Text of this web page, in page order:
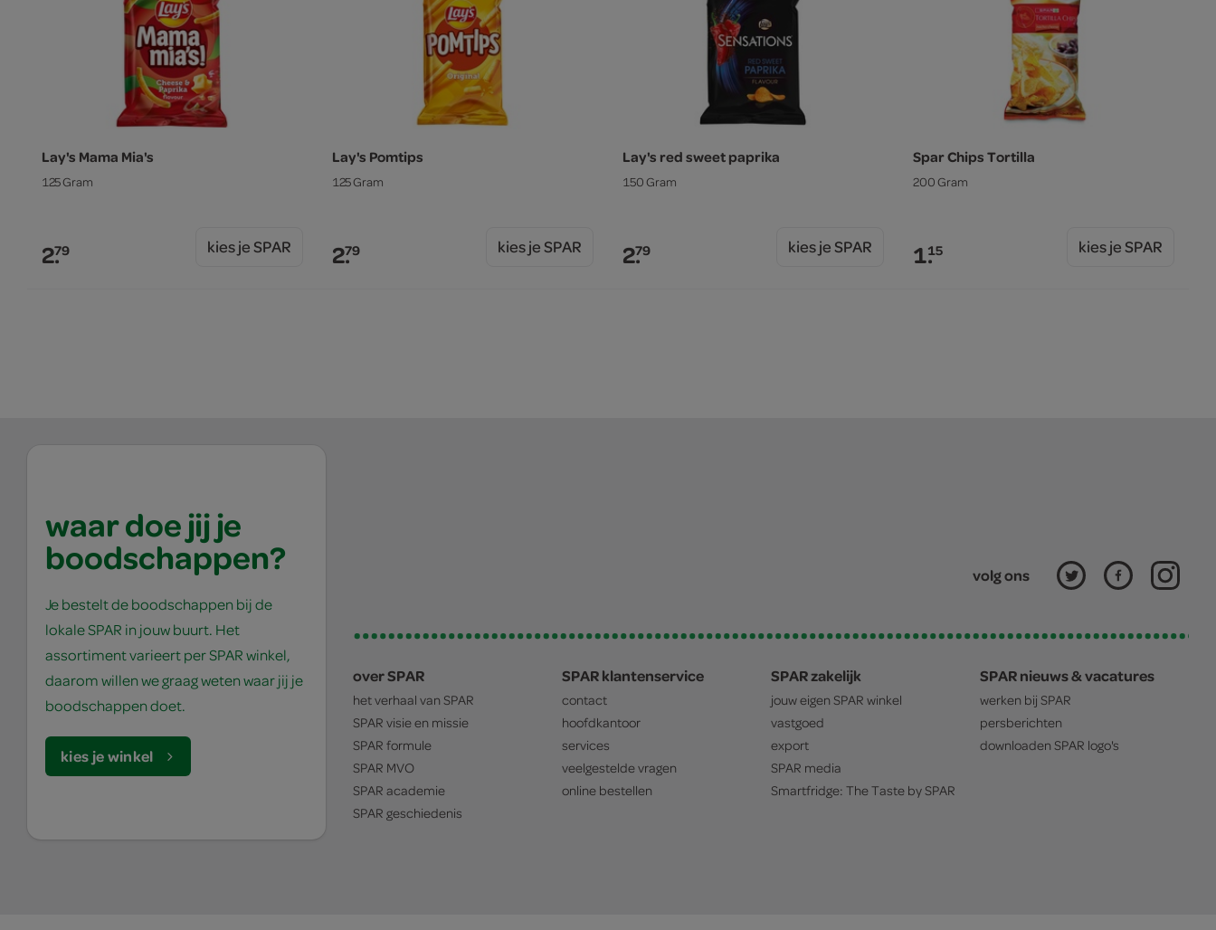
Lay's Mama Mia's
125 Gram
2.79 kies je SPAR
Lay's Pomtips
125 Gram
2.79 kies je SPAR
Lay's red sweet paprika
150 Gram
2.79 kies je SPAR
Spar Chips Tortilla
200 Gram
1.15 kies je SPAR
waar doe jij je
boodschappen?
Je bestelt de boodschappen bij de
lokale SPAR in jouw buurt. Het
assortiment varieert per SPAR winkel,
daarom willen we graag weten waar jij je
boodschappen doet.
kies je winkel
volg ons
over SPAR
het verhaal van SPAR
SPAR visie en missie
SPAR formule
SPAR MVO
SPAR academie
SPAR geschiedenis
SPAR klantenservice
contact
hoofdkantoor
services
veelgestelde vragen
online bestellen
SPAR zakelijk
jouw eigen SPAR winkel
vastgoed
export
SPAR media
Smartfridge: The Taste bySPAR
SPAR nieuws & vacatures
werken bij SPAR
persberichten
downloaden SPAR logo's